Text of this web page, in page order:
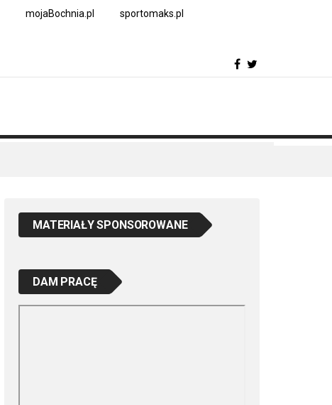
mojaBochnia.pl sportomaks.pl
MATERIAŁY SPONSOROWANE
DAM PRACĘ